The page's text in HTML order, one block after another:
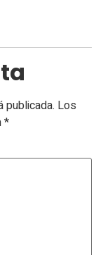
publicada. Los
*